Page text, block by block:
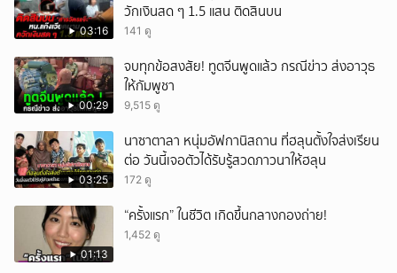
03:16
วักเงินสด ๆ 1.5 แสน ติดสินบน
141 ดู
00:29
จบทุกข้อสงสัย! ทูตจีนพูดแล้ว กรณีข่าว ส่งอาวุธ
ให้กัมพูชา
9,515 ดู
03:25
นาซาตาลา หนุ่มอัฟกานิสถาน ที่ฮลุนตั้งใจส่งเรียน
ต่อ วันนี้เจอตัวได้รับรู้สวดภาวนาให้ฮลุน
172 ดู
01:13
“ครั้งแรก” ในชีวิต เกิดขึ้นกลางกองถ่าย!
1,452 ดู